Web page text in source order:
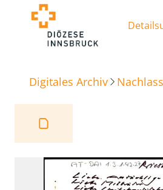
Digitales Archiv